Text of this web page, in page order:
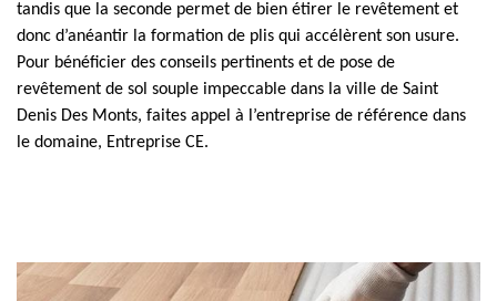
tandis que la seconde permet de bien étirer le revêtement et
donc d’anéantir la formation de plis qui accélèrent son usure.
Pour bénéficier des conseils pertinents et de pose de
revêtement de sol souple impeccable dans la ville de Saint
Denis Des Monts, faites appel à l’entreprise de référence dans
le domaine, Entreprise CE.